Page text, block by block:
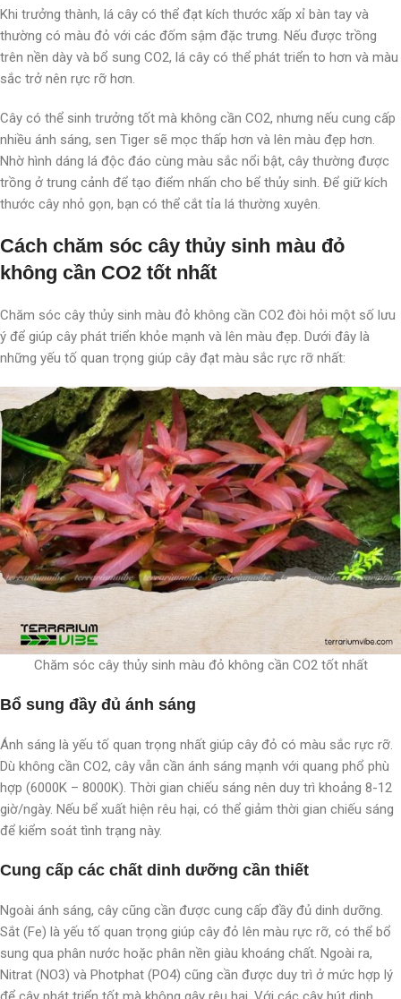
Khi trưởng thành, lá cây có thể đạt kích thước xấp xỉ bàn tay và
thường có màu đỏ với các đốm sậm đặc trưng. Nếu được trồng
trên nền dày và bổ sung CO2, lá cây có thể phát triển to hơn và màu
sắc trở nên rực rỡ hơn.
Cây có thể sinh trưởng tốt mà không cần CO2, nhưng nếu cung cấp
nhiều ánh sáng, sen Tiger sẽ mọc thấp hơn và lên màu đẹp hơn.
Nhờ hình dáng lá độc đáo cùng màu sắc nổi bật, cây thường được
trồng ở trung cảnh để tạo điểm nhấn cho bể thủy sinh. Để giữ kích
thước cây nhỏ gọn, bạn có thể cắt tỉa lá thường xuyên.
Cách chăm sóc cây thủy sinh màu đỏ
không cần CO2 tốt nhất
Chăm sóc cây thủy sinh màu đỏ không cần CO2 đòi hỏi một số lưu
ý để giúp cây phát triển khỏe mạnh và lên màu đẹp. Dưới đây là
những yếu tố quan trọng giúp cây đạt màu sắc rực rỡ nhất:
Chăm sóc cây thủy sinh màu đỏ không cần CO2 tốt nhất
Bổ sung đầy đủ ánh sáng
Ánh sáng là yếu tố quan trọng nhất giúp cây đỏ có màu sắc rực rỡ.
Dù không cần CO2, cây vẫn cần ánh sáng mạnh với quang phổ phù
hợp (6000K – 8000K). Thời gian chiếu sáng nên duy trì khoảng 8-12
giờ/ngày. Nếu bể xuất hiện rêu hại, có thể giảm thời gian chiếu sáng
để kiểm soát tình trạng này.
Cung cấp các chất dinh dưỡng cần thiết
Ngoài ánh sáng, cây cũng cần được cung cấp đầy đủ dinh dưỡng.
Sắt (Fe) là yếu tố quan trọng giúp cây đỏ lên màu rực rỡ, có thể bổ
sung qua phân nước hoặc phân nền giàu khoáng chất. Ngoài ra,
Nitrat (NO3) và Photphat (PO4) cũng cần được duy trì ở mức hợp lý